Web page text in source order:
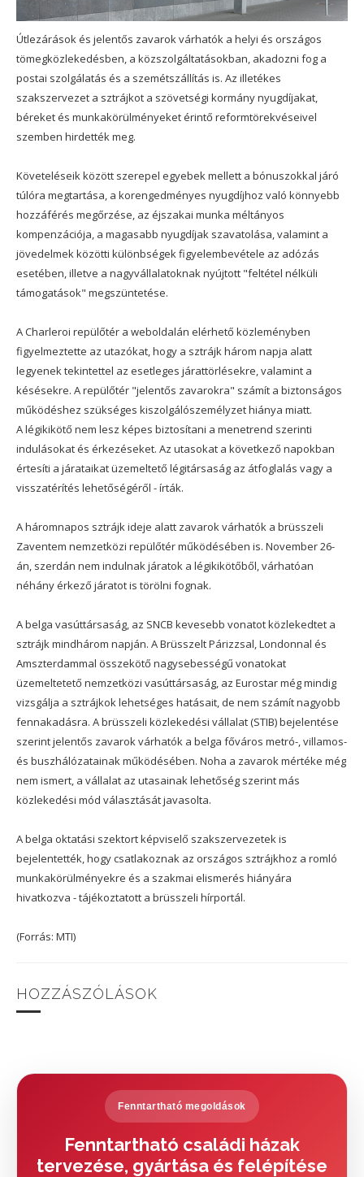
Útlezárások és jelentős zavarok várhatók a helyi és országos
tömegközlekedésben, a közszolgáltatásokban, akadozni fog a
postai szolgálatás és a szemétszállítás is. Az illetékes
szakszervezet a sztrájkot a szövetségi kormány nyugdíjakat,
béreket és munkakörülményeket érintő reformtörekvéseivel
szemben hirdették meg.
Követeléseik között szerepel egyebek mellett a bónuszokkal járó
túlóra megtartása, a korengedményes nyugdíjhoz való könnyebb
hozzáférés megőrzése, az éjszakai munka méltányos
kompenzációja, a magasabb nyugdíjak szavatolása, valamint a
jövedelmek közötti különbségek figyelembevétele az adózás
esetében, illetve a nagyvállalatoknak nyújtott "feltétel nélküli
támogatások" megszüntetése.
A Charleroi repülőtér a weboldalán elérhető közleményben
figyelmeztette az utazókat, hogy a sztrájk három napja alatt
legyenek tekintettel az esetleges járattörlésekre, valamint a
késésekre. A repülőtér "jelentős zavarokra" számít a biztonságos
működéshez szükséges kiszolgálószemélyzet hiánya miatt.
A légikikötő nem lesz képes biztosítani a menetrend szerinti
indulásokat és érkezéseket. Az utasokat a következő napokban
értesíti a járataikat üzemeltető légitársaság az átfoglalás vagy a
visszatérítés lehetőségéről - írták.
A háromnapos sztrájk ideje alatt zavarok várhatók a brüsszeli
Zaventem nemzetközi repülőtér működésében is. November 26-
án, szerdán nem indulnak járatok a légikikötőből, várhatóan
néhány érkező járatot is törölni fognak.
A belga vasúttársaság, az SNCB kevesebb vonatot közlekedtet a
sztrájk mindhárom napján. A Brüsszelt Párizzsal, Londonnal és
Amszterdammal összekötő nagysebességű vonatokat
üzemeltetető nemzetközi vasúttársaság, az Eurostar még mindig
vizsgálja a sztrájkok lehetséges hatásait, de nem számít nagyobb
fennakadásra. A brüsszeli közlekedési vállalat (STIB) bejelentése
szerint jelentős zavarok várhatók a belga főváros metró-, villamos-
és buszhálózatainak működésében. Noha a zavarok mértéke még
nem ismert, a vállalat az utasainak lehetőség szerint más
közlekedési mód választását javasolta.
A belga oktatási szektort képviselő szakszervezetek is
bejelentették, hogy csatlakoznak az országos sztrájkhoz a romló
munkakörülményekre és a szakmai elismerés hiányára
hivatkozva - tájékoztatott a brüsszeli hírportál.
(Forrás: MTI)
HOZZÁSZÓLÁSOK
Fenntartható megoldások
Fenntartható családi házak
tervezése, gyártása és felépítése